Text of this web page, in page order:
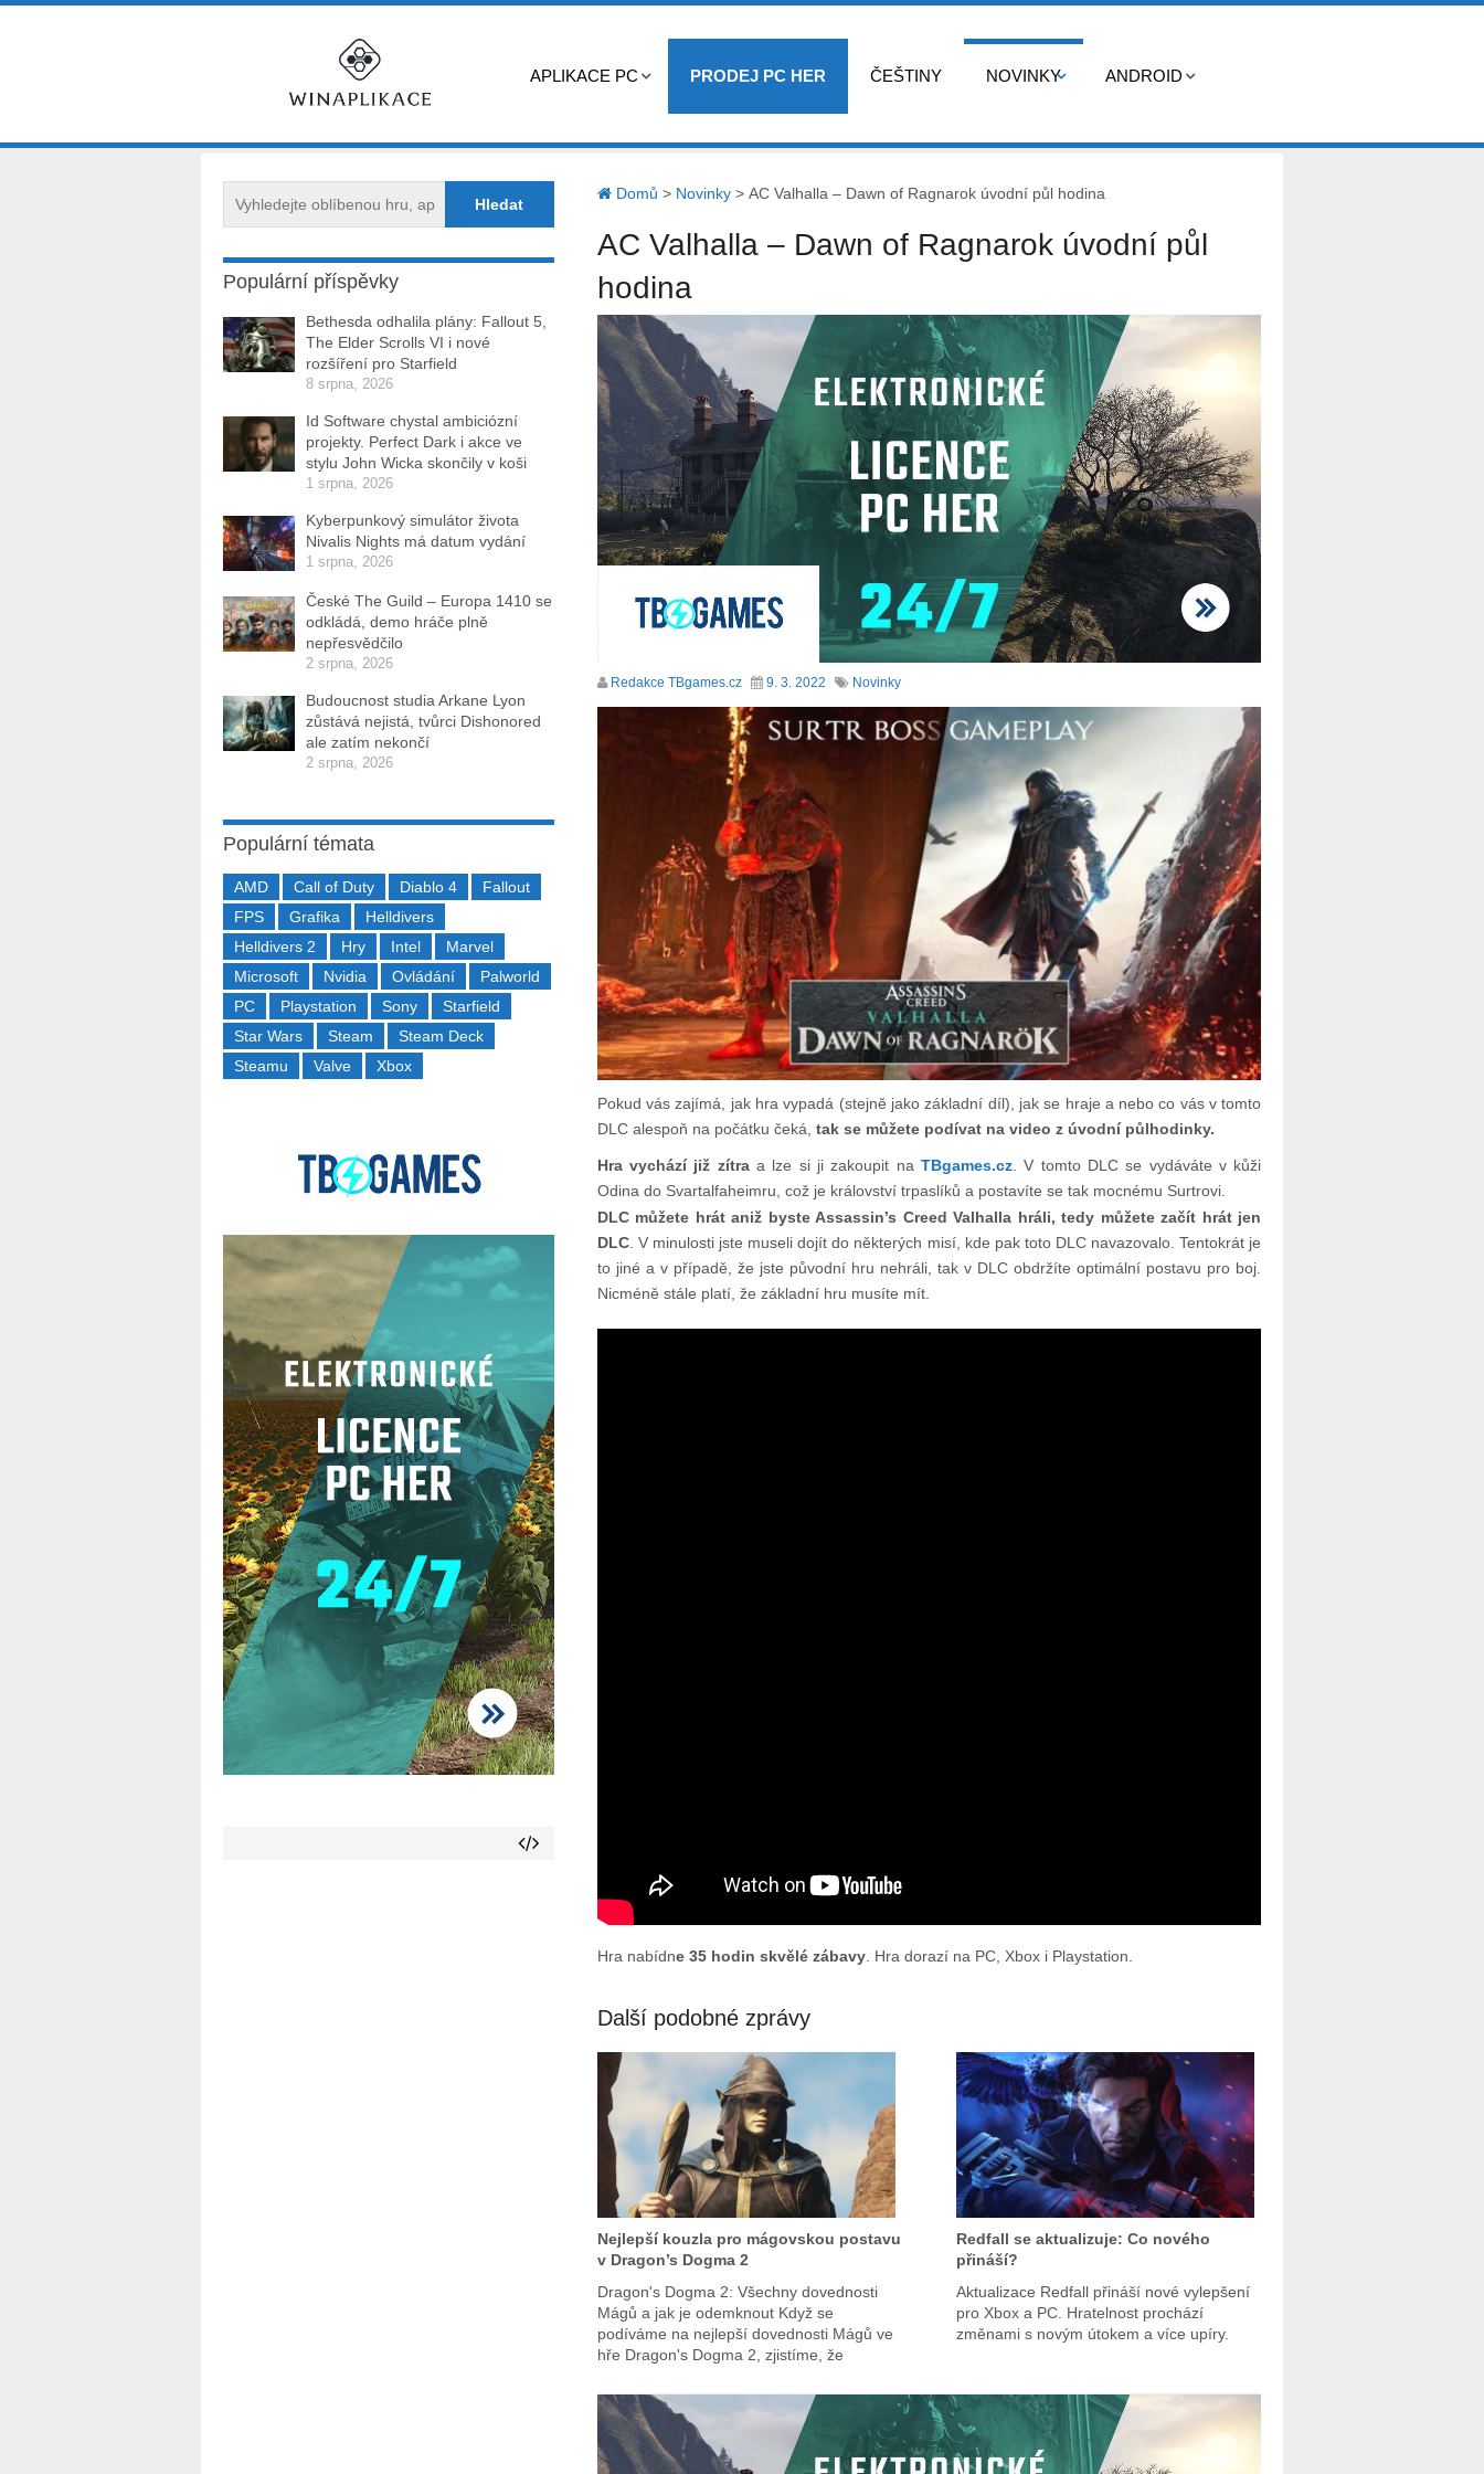
APLIKACE PC PRODEJ PC HER ČEŠTINY NOVINKY ANDROID
Domů > Novinky> AC Valhalla – Dawn of Ragnarok úvodní půl hodina
AC Valhalla – Dawn of Ragnarok úvodní půl
hodina
Redakce TBgames.cz 9. 3. 2022 Novinky
Pokud vás zajímá, jak hra vypadá (stejně jako základní díl), jak se hraje a nebo co vás v tomto
DLC alespoň na počátku čeká, tak se můžete podívat na video z úvodní půlhodinky.
Hra vychází již zítraa lze si ji zakoupit naTBgames.cz. V tomto DLC se vydáváte v kůži
Odina do Svartalfaheimru, což je království trpaslíků a postavíte se tak mocnému Surtrovi.
DLC můžete hrát aniž byste Assassin’s Creed Valhalla hráli, tedy můžete začít hrát jen
DLC. V minulosti jste museli dojít do některých misí, kde pak toto DLC navazovalo. Tentokrát je
to jiné a v případě, že jste původní hru nehráli, tak v DLC obdržíte optimální postavu pro boj.
Nicméně stále platí, že základní hru musíte mít.
Hra nabídne 35 hodin skvělé zábavy. Hra dorazí na PC, Xbox i Playstation.
Další podobné zprávy
Nejlepší kouzla pro mágovskou postavu
v Dragon’s Dogma 2
Dragon's Dogma 2: Všechny dovednosti
Mágů a jak je odemknout Když se
podíváme na nejlepší dovednosti Mágů ve
hře Dragon's Dogma 2, zjistíme, že
Redfall se aktualizuje: Co nového
přináší?
Aktualizace Redfall přináší nové vylepšení
pro Xbox a PC. Hratelnost prochází
změnami s novým útokem a více upíry.
Populární příspěvky
Bethesda odhalila plány: Fallout 5,
The Elder Scrolls VI i nové
rozšíření pro Starfield
8 srpna, 2026
Id Software chystal ambiciózní
projekty. Perfect Dark i akce ve
stylu John Wicka skončily v koši
1 srpna, 2026
Kyberpunkový simulátor života
Nivalis Nights má datum vydání
1 srpna, 2026
České The Guild – Europa 1410 se
odkládá, demo hráče plně
nepřesvědčilo
2 srpna, 2026
Budoucnost studia Arkane Lyon
zůstává nejistá, tvůrci Dishonored
ale zatím nekončí
2 srpna, 2026
Populární témata
AMD Call of Duty Diablo 4
Fallout
FPS
Grafika
Helldivers
Helldivers 2
Hry Intel
Marvel
Microsoft
Nvidia Ovládání
Palworld
PC
Playstation Sony
Starfield
Star Wars
Steam
Steam Deck
Steamu
Valve Xbox